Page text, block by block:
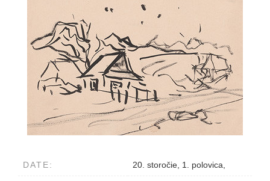
DATE: 20. storočie, 1. polovica,